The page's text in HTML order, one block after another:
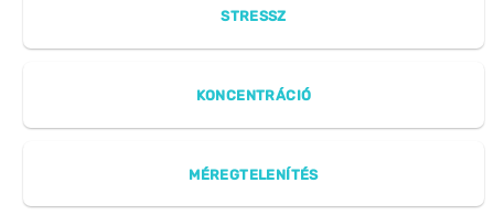
STRESSZ
KONCENTRÁCIÓ
MÉREGTELENÍTÉS